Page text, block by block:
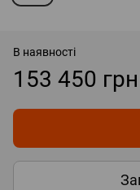
В наявності
153 450 грн